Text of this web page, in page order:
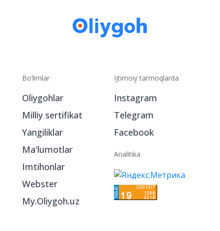
Bo‘limlar
Oliygohlar
Imtihonlar
Ijtimoiy tarmoqlarda
Telegram
Facebook
Analitika